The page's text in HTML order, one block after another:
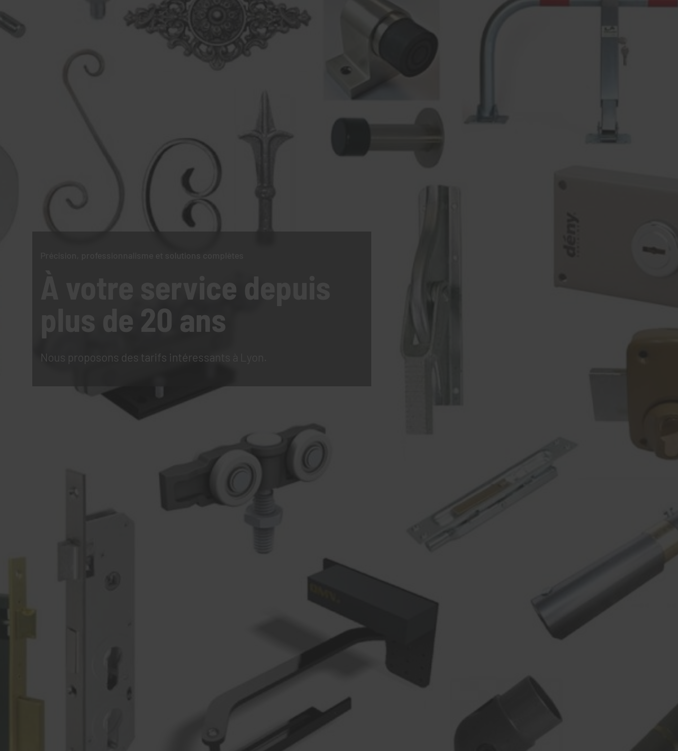
Précision, professionnalisme et solutions complètes
À votre service depuis
plus de 20 ans
Nous proposons des tarifs intéressants à Lyon.